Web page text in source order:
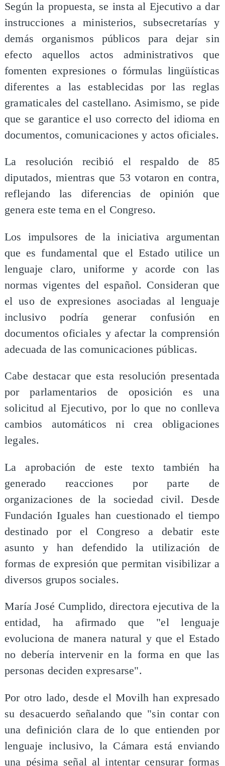
Según la propuesta, se insta al Ejecutivo a dar
instrucciones a ministerios, subsecretarías y
demás organismos públicos para dejar sin
efecto aquellos actos administrativos que
fomenten expresiones o fórmulas lingüísticas
diferentes a las establecidas por las reglas
gramaticales del castellano. Asimismo, se pide
que se garantice el uso correcto del idioma en
documentos, comunicaciones y actos oficiales.
La resolución recibió el respaldo de 85
diputados, mientras que 53 votaron en contra,
reflejando las diferencias de opinión que
genera este tema en el Congreso.
Los impulsores de la iniciativa argumentan
que es fundamental que el Estado utilice un
lenguaje claro, uniforme y acorde con las
normas vigentes del español. Consideran que
el uso de expresiones asociadas al lenguaje
inclusivo podría generar confusión en
documentos oficiales y afectar la comprensión
adecuada de las comunicaciones públicas.
Cabe destacar que esta resolución presentada
por parlamentarios de oposición es una
solicitud al Ejecutivo, por lo que no conlleva
cambios automáticos ni crea obligaciones
legales.
La aprobación de este texto también ha
generado reacciones por parte de
organizaciones de la sociedad civil. Desde
Fundación Iguales han cuestionado el tiempo
destinado por el Congreso a debatir este
asunto y han defendido la utilización de
formas de expresión que permitan visibilizar a
diversos grupos sociales.
María José Cumplido, directora ejecutiva de la
entidad, ha afirmado que "el lenguaje
evoluciona de manera natural y que el Estado
no debería intervenir en la forma en que las
personas deciden expresarse".
Por otro lado, desde el Movilh han expresado
su desacuerdo señalando que "sin contar con
una definición clara de lo que entienden por
lenguaje inclusivo, la Cámara está enviando
una pésima señal al intentar censurar formas